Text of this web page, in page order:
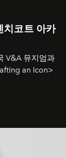
치코트 아카
V&A 뮤지엄과
an Icon>